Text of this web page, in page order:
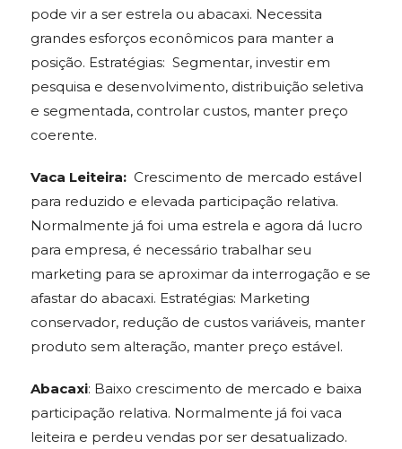
pode vir a ser estrela ou abacaxi. Necessita
grandes esforços econômicos para manter a
posição. Estratégias: Segmentar, investir em
pesquisa e desenvolvimento, distribuição seletiva
e segmentada, controlar custos, manter preço
coerente.
Vaca Leiteira: Crescimento de mercado estável
para reduzido e elevada participação relativa.
Normalmente já foi uma estrela e agora dá lucro
para empresa, é necessário trabalhar seu
marketing para se aproximar da interrogação e se
afastar do abacaxi. Estratégias: Marketing
conservador, redução de custos variáveis, manter
produto sem alteração, manter preço estável.
Abacaxi: Baixo crescimento de mercado e baixa
participação relativa. Normalmente já foi vaca
leiteira e perdeu vendas por ser desatualizado.